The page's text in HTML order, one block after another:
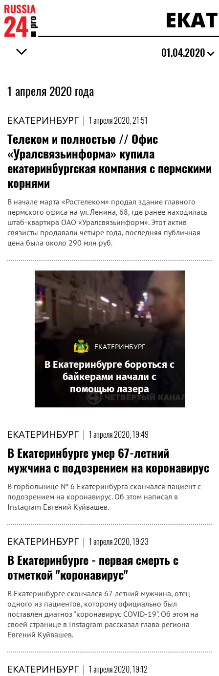
01.04.2020
1 апреля 2020 года
ЕКАТЕРИНБУРГ | 1 апреля 2020, 21:51
Телеком и полностью // Офис
«Уралсвязьинформа» купила
екатеринбургская компания с пермскими
корнями
В начале марта «Рос­телеком» продал здание главного
пермского офиса на ул. Ленина, 68, где ранее находилась
штаб-квартира ОАО «Уралсвязьинформ». Этот актив
связисты продавали четыре года, последняя публичная
цена была около 290 млн руб.
ЕКАТЕРИНБУРГ | 1 апреля 2020, 19:49
В Екатеринбурге умер 67-летний
мужчина с подозрением на коронавирус
В горбольнице № 6 Екатеринбурга скончался пациент с
подозрением на коронавирус. Об этом написал в
Instagram Евгений Куйвашев.
ЕКАТЕРИНБУРГ | 1 апреля 2020, 19:23
В Екатеринбурге - первая смерть с
отметкой "коронавирус"
В Екатеринбурге скончался 67-летний мужчина, отец
одного из пациентов, которому официально был
поставлен диагноз "коронавирус COVID-19". Об этом на
своей странице в Instagram рассказал глава региона
Евгений Куйвашев.
ЕКАТЕРИНБУРГ | 1 апреля 2020, 19:12
ЕКАТЕРИНБУРГ
В Екатеринбурге бороться с
байкерами начали с
помощью лазера